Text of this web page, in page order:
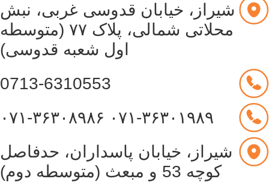
شیراز، خیابان قدوسی غربی، نبش
محلاتی شمالی، پلاک ۷۷ (متوسطه
اول شعبه قدوسی)
0713-6310553
۰۷۱-۳۶۳۰۱۹۸۹
۰۷۱-۳۶۳۰۸۹۸۶
شیراز، خیابان پاسداران، حدفاصل
کوچه 53 و مبعث (متوسطه دوم)